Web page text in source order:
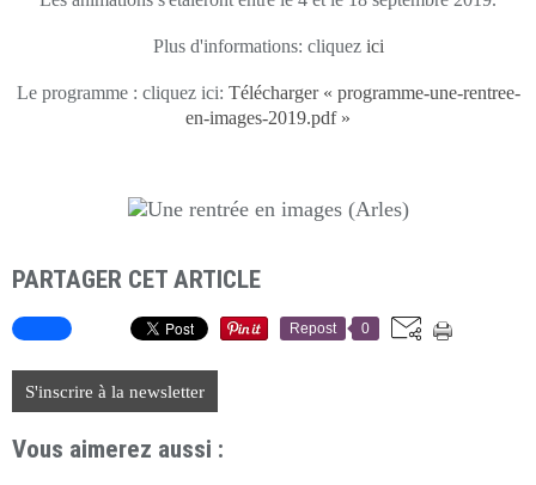
Plus d'informations: cliquez ici
Le programme : cliquez ici: Télécharger « programme-une-rentree-
en-images-2019.pdf »
PARTAGER CET ARTICLE
Repost 0
S'inscrire à la newsletter
Vous aimerez aussi :